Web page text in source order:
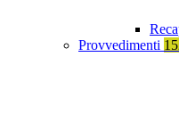
Provvedimenti